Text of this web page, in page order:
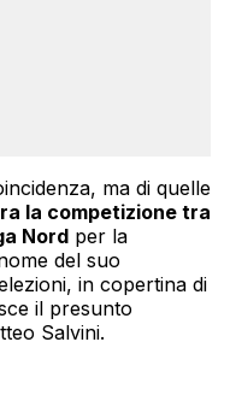
ma di quelle
la competizione tra
Nord per la
del suo
in copertina di
il presunto
Salvini.